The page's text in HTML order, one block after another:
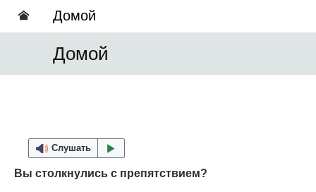
Домой
Домой
Слушать
Вы столкнулись с препятствием?